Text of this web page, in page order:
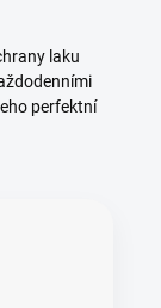
laku
perfektní